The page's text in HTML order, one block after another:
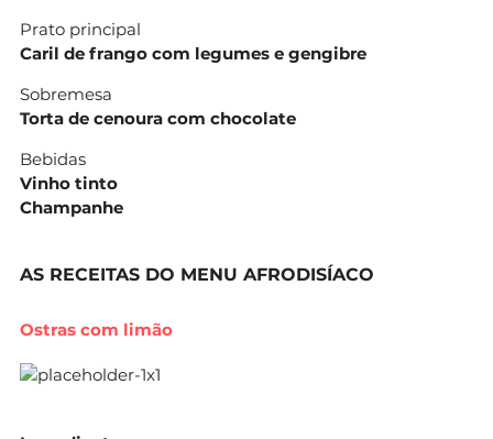
Prato principal
Caril de frango com legumes e gengibre
Sobremesa
Torta de cenoura com chocolate
Bebidas
Vinho tinto
Champanhe
AS RECEITAS DO MENU AFRODISÍACO
Ostras com limão